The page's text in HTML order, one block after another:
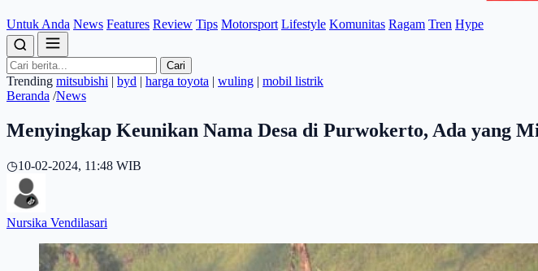
Untuk Anda News Features Review Tips Motorsport Lifestyle Komunitas Ragam Tren Hype
Cari
Trending mitsubishi | byd | harga toyota | wuling | mobil listrik
Beranda /News
Menyingkap Keunikan Nama Desa di Purwokerto, Ada yang
◷10-02-2024, 11:48 WIB
Nursika Vendilasari